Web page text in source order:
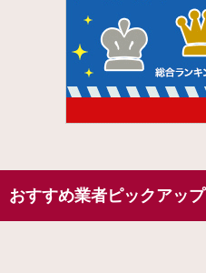
おすすめ業者ピックアップ